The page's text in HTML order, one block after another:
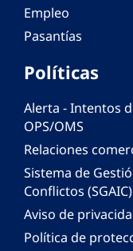
Empleo
Pasantías
Políticas
Alerta - Intentos
OPS/OMS
Relaciones
Sistema de
Conflictos (SGAIC)
Aviso de
Política de